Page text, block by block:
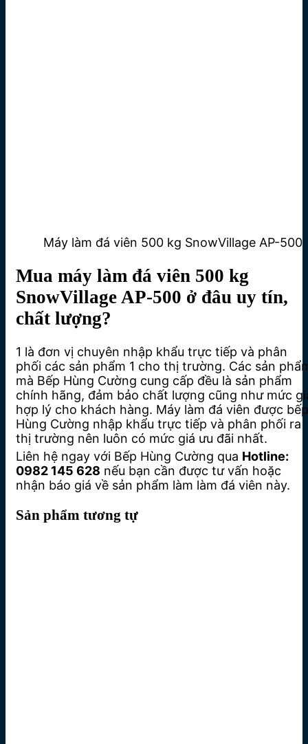
Máy làm đá viên 500 kg SnowVillage AP-500
Mua máy làm đá viên 500 kg
SnowVillage AP-500 ở đâu uy tín,
chất lượng?
1 là đơn vị chuyên nhập khẩu trực tiếp và phân
phối các sản phẩm 1 cho thị trường. Các sản
mà Bếp Hùng Cường cung cấp đều là sản phẩm
chính hãng, đảm bảo chất lượng cũng như mức
hợp lý cho khách hàng. Máy làm đá viên được bếp
Hùng Cường nhập khẩu trực tiếp và phân phối ra
thị trường nên luôn có mức giá ưu đãi nhất.
Liên hệ ngay với Bếp Hùng Cường qua Hotline:
0982 145 628 nếu bạn cần được tư vấn hoặc
nhận báo giá về sản phẩm làm làm đá viên này.
Sản phẩm tương tự